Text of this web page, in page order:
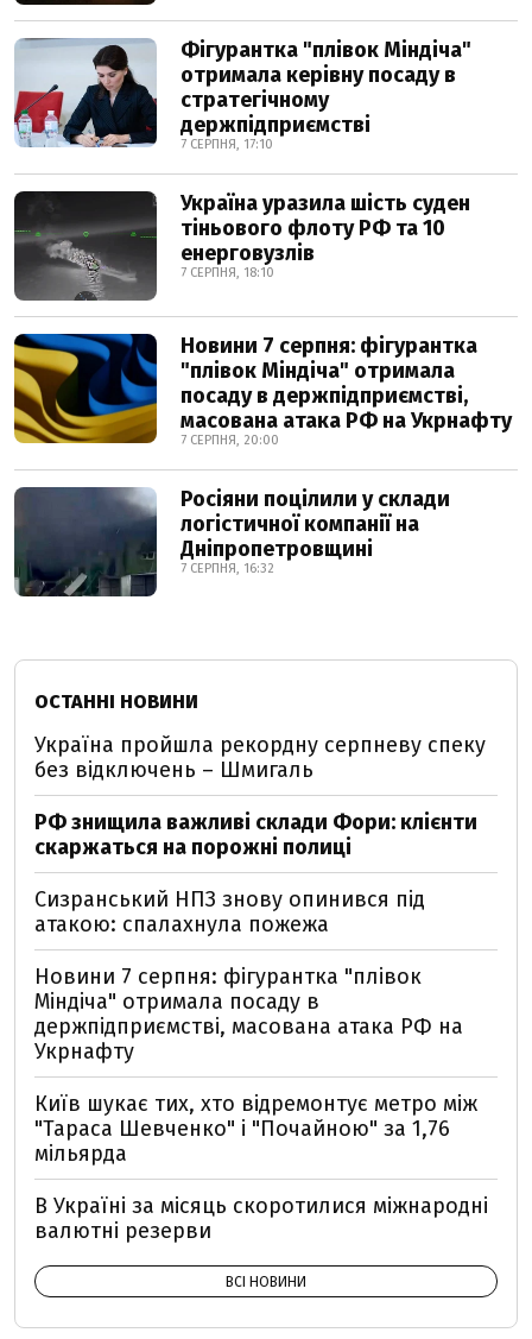
Фігурантка "плівок Міндіча"
отримала керівну посаду в
стратегічному
держпідприємстві
7 СЕРПНЯ, 17:10
Україна уразила шість суден
тіньового флоту РФ та 10
енерговузлів
7 СЕРПНЯ, 18:10
Новини 7 серпня: фігурантка
"плівок Міндіча" отримала
посаду в держпідприємстві,
масована атака РФ на Укрнафту
7 СЕРПНЯ, 20:00
Росіяни поцілили у склади
логістичної компанії на
Дніпропетровщині
7 СЕРПНЯ, 16:32
ОСТАННІ НОВИНИ
Україна пройшла рекордну серпневу спеку
без відключень – Шмигаль
РФ знищила важливі склади Фори: клієнти
скаржаться на порожні полиці
Сизранський НПЗ знову опинився під
атакою: спалахнула пожежа
Новини 7 серпня: фігурантка "плівок
Міндіча" отримала посаду в
держпідприємстві, масована атака РФ на
Укрнафту
Київ шукає тих, хто відремонтує метро між
"Тараса Шевченко" і "Почайною" за 1,76
мільярда
В Україні за місяць скоротилися міжнародні
валютні резерви
ВСІ НОВИНИ